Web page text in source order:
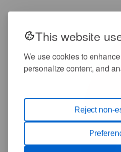
This website
We use cookies to
personalize content, and
Reject non-